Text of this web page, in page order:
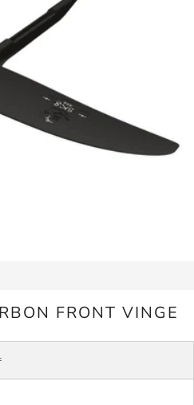
FRONT VINGE